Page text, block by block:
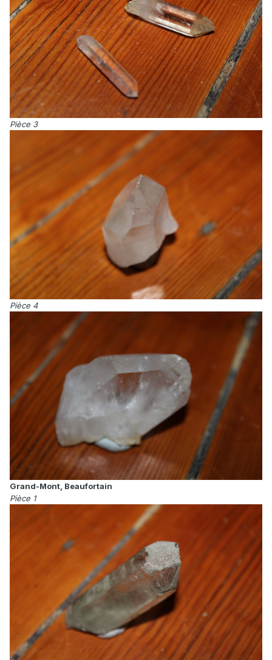
Pièce 3
Pièce 4
Grand-Mont, Beaufortain
Pièce 1